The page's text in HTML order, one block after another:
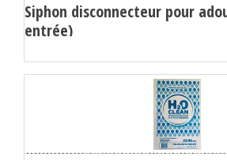
Siphon disconnecteur pour
entrée)